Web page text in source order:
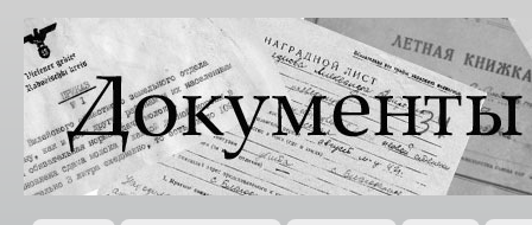
Документы
XX века
Всемирная
история в
Интернете